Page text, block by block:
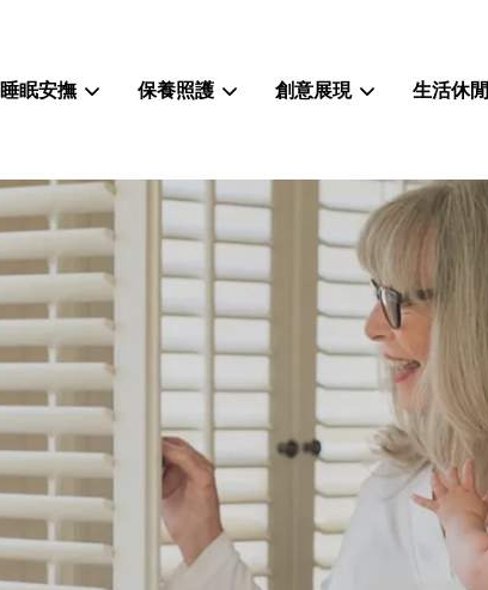
睡眠安撫 保養照護 創意展現 生活休閒
您的購物車目前還是空的。